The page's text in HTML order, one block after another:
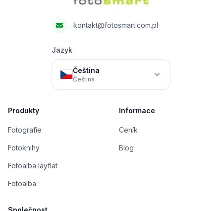
kontakt@fotosmart.com.pl
Jazyk
Čeština
Čeština
Produkty
Fotografie
Fotoknihy
Fotoalba layflat
Fotoalba
Informace
Ceník
Blog